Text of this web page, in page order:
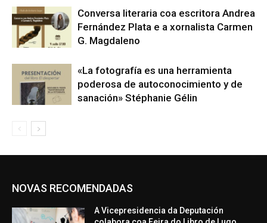
Conversa literaria coa escritora Andrea
Fernández Plata e a xornalista Carmen
G. Magdaleno
«La fotografía es una herramienta
poderosa de autoconocimiento y de
sanación» Stéphanie Gélin
NOVAS RECOMENDADAS
A Vicepresidencia da Deputación